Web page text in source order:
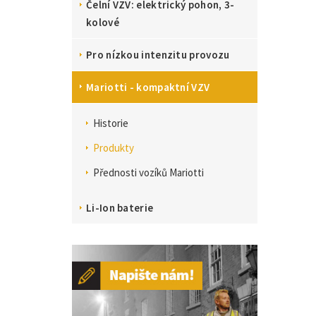
Čelní VZV: elektrický pohon, 3-
kolové
Pro nízkou intenzitu provozu
Mariotti - kompaktní VZV
Historie
Produkty
Přednosti vozíků Mariotti
Li-Ion baterie